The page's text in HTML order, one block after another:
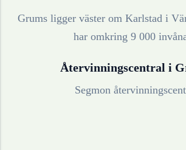
Grums ligger väster om Karlstad i
har omkring 9 000
Återvinningscentral i
Segmon